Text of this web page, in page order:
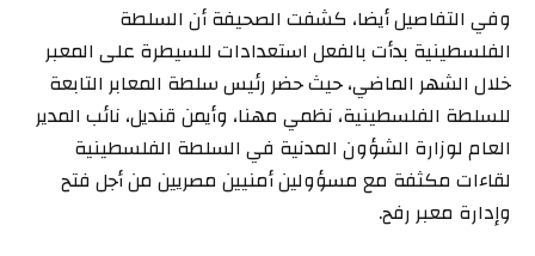
وفي التفاصيل أيضا، كشفت الصحيفة أن السلطة
الفلسطينية بدأت بالفعل استعدادات للسيطرة على المعبر
خلال الشهر الماضي، حيث حضر رئيس سلطة المعابر التابعة
للسلطة الفلسطينية، نظمي مهنا، وأيمن قنديل، نائب المدير
العام لوزارة الشؤون المدنية في السلطة الفلسطينية
لقاءات مكثفة مع مسؤولين أمنيين مصريين من أجل فتح
وإدارة معبر رفح.